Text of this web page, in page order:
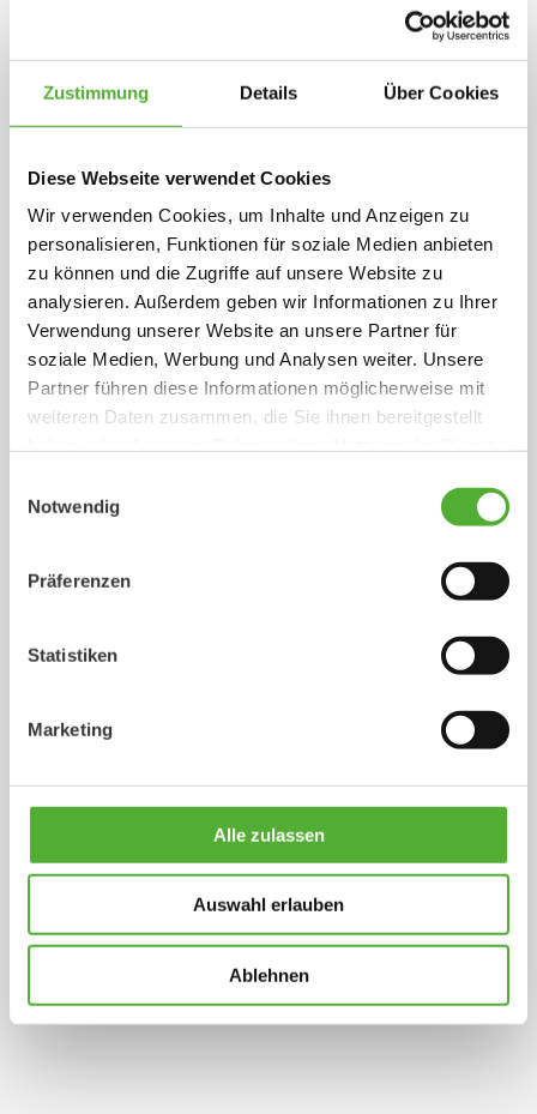
Zustimmung Details Über Cookies
Diese Webseite verwendet Cookies
Wir verwenden Cookies, um Inhalte und Anzeigen zu
personalisieren, Funktionen für soziale Medien anbieten
zu können und die Zugriffe auf unsere Website zu
analysieren. Außerdem geben wir Informationen zu Ihrer
Verwendung unserer Website an unsere Partner für
soziale Medien, Werbung und Analysen weiter. Unsere
Partner führen diese Informationen möglicherweise mit
weiteren Daten zusammen, die Sie ihnen bereitgestellt
Notwendig
Präferenzen
Statistiken
Marketing
Alle zulassen
Auswahl erlauben
Ablehnen